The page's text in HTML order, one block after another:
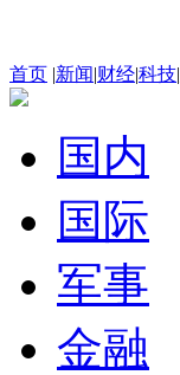
首页 |新闻|财经|科技|
国内
国际
军事
金融